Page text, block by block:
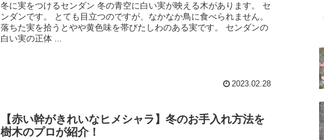
冬に実をつけるセンダン 冬の青空に白い実が映える木があります。 セ
ンダンです。 とても目立つのですが、なかなか鳥に食べられません。
落ちた実を拾うとやや黄色味を帯びたしわのある実です。 センダンの
白い実の正体 ...
2023.02.28
【赤い幹がきれいなヒメシャラ】冬のお手入れ方法を
樹木のプロが紹介！